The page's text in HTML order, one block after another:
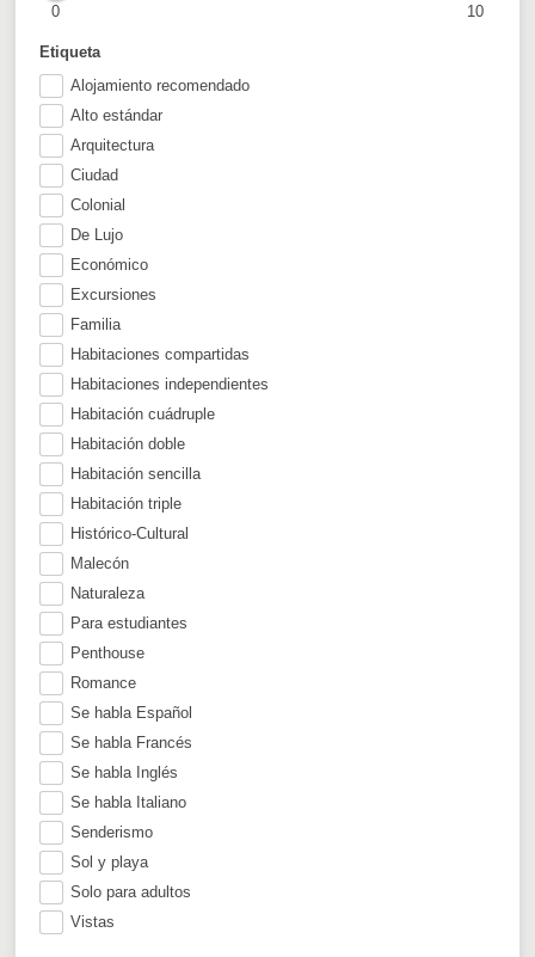
Etiqueta
Alojamiento recomendado
Alto estándar
Arquitectura
Ciudad
Colonial
De Lujo
Económico
Excursiones
Familia
Habitaciones compartidas
Habitaciones independientes
Habitación cuádruple
Habitación doble
Habitación sencilla
Habitación triple
Histórico-Cultural
Malecón
Naturaleza
Para estudiantes
Penthouse
Romance
Se habla Español
Se habla Francés
Se habla Inglés
Se habla Italiano
Senderismo
Sol y playa
Solo para adultos
Vistas
0 10